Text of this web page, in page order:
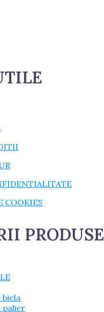
COOKIES
PRODUSE
palier